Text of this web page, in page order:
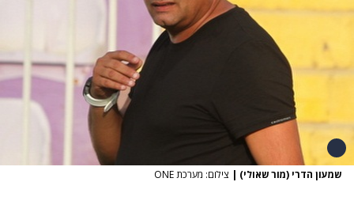
שמעון הדרי (מור שאולי) | צילום: מערכת ONE